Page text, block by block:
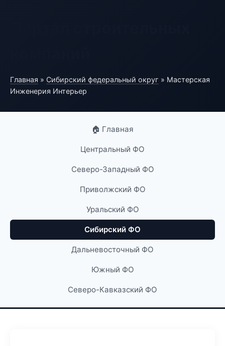
Главная » Сибирский федеральный округ » Мастерская
Инженерия Интерьер
🏠 Главная
Центральный ФО
Северо-Западный ФО
Приволжский ФО
Уральский ФО
Сибирский ФО
Дальневосточный ФО
Южный ФО
Северо-Кавказский ФО